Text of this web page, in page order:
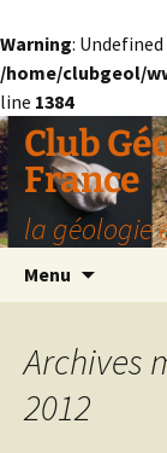
Warning:
/home/clubgeol/
line 1384
Aller
au
contenu
Club
France
la géologie
Menu
Archives
2012